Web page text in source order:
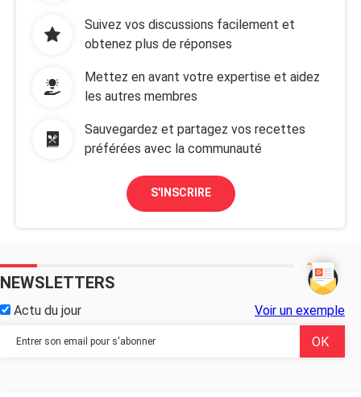
Suivez vos discussions facilement et
obtenez plus de réponses
Mettez en avant votre expertise et aidez
les autres membres
Sauvegardez et partagez vos recettes
préférées avec la communauté
S'INSCRIRE
NEWSLETTERS
Actu du jour Voir un exemple